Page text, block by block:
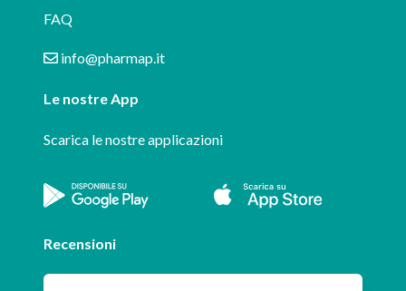
FAQ
info@pharmap.it
Le nostre App
Scarica le nostre applicazioni
Recensioni